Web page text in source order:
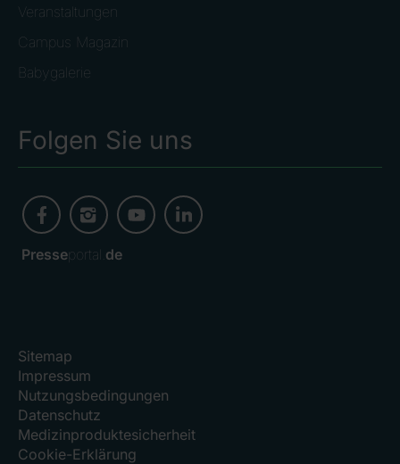
Veranstaltungen
Campus Magazin
Babygalerie
Folgen Sie uns
Presseportal. de
Sitemap
Impressum
Nutzungsbedingungen
Datenschutz
Medizinproduktesicherheit
Cookie-Erklärung